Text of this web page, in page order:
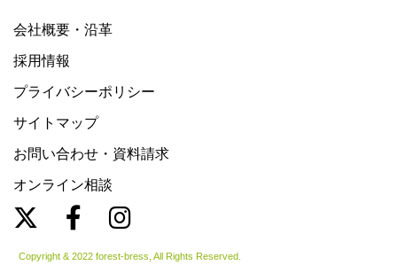
会社概要・沿革
採用情報
プライバシーポリシー
サイトマップ
お問い合わせ・資料請求
オンライン相談
Copyright & 2022 forest-bress, All Rights Reserved.